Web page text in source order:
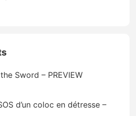
Sword – PREVIEW
d’un coloc en détresse –